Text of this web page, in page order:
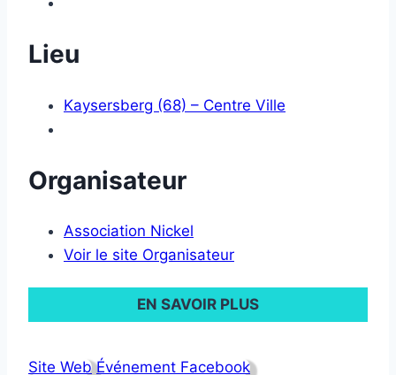
Lieu
Kaysersberg (68) – Centre Ville
Organisateur
Association Nickel
Voir le site Organisateur
EN SAVOIR PLUS
Site Web Événement Facebook